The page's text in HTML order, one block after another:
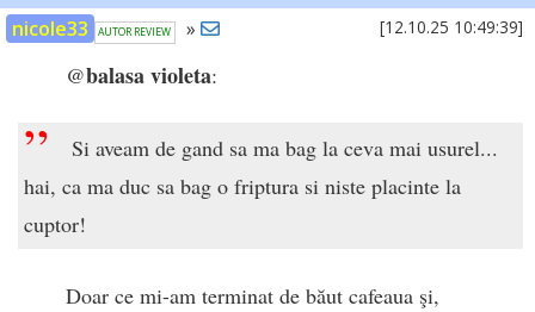
nicole33 AUTOR REVIEW [12.10.25 10:49:39]
»
@balasa violeta:
”
Si aveam de gand sa ma bag la ceva mai usurel...
hai, ca ma duc sa bag o friptura si niste placinte la
cuptor!
Doar ce mi-am terminat de băut cafeaua şi,